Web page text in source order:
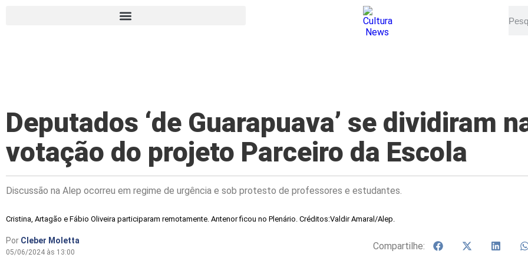
Deputados ‘de Guarapuava’ se dividiram
votação do projeto Parceiro da Escola
Discussão na Alep ocorreu em regime de urgência e sob protesto de professores e estudantes.
Cristina, Artagão e Fábio Oliveira participaram remotamente. Antenor ficou no Plenário. Créditos:Valdir Amaral/Alep.
Por Cleber Moletta
05/06/2024 às 13:00
Compartilhe: